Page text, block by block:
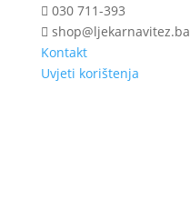
030 711-393
shop@ljekarnavitez.ba
Kontakt
Uvjeti korištenja